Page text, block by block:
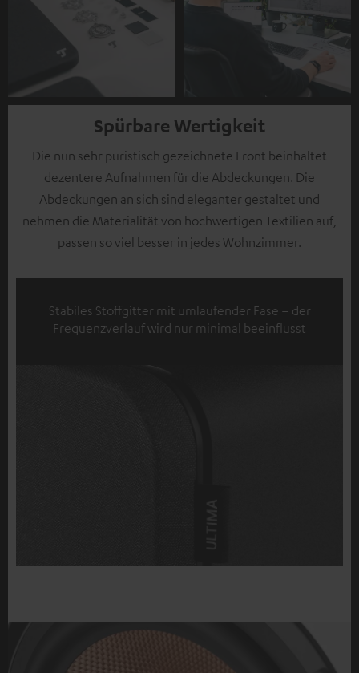
Spürbare Wertigkeit
Die nun sehr puristisch gezeichnete Front beinhaltet
dezentere Aufnahmen für die Abdeckungen. Die
Abdeckungen an sich sind eleganter gestaltet und
nehmen die Materialität von hochwertigen Textilien auf,
passen so viel besser in jedes Wohnzimmer.
Stabiles Stoffgitter mit umlaufender Fase – der
Frequenzverlauf wird nur minimal beeinflusst